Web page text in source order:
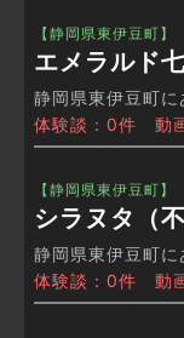
【静岡県東伊豆町】
エメラルド
静岡県東伊豆町に
体験談：0件 動
【静岡県東伊豆町】
シラヌタ（
静岡県東伊豆町
体験談：0件 動